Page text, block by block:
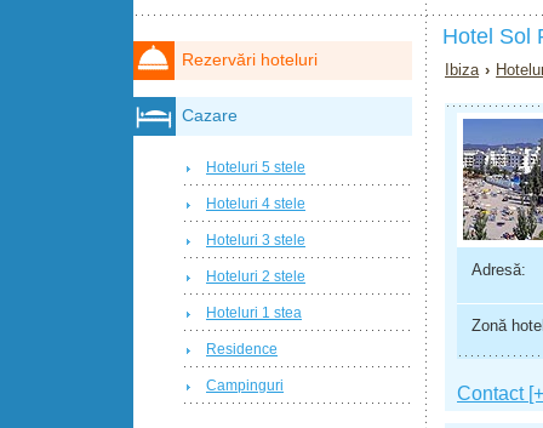
Hotel Sol
Ibiza ›
Adresă:
Zonă
Contact
Rezervări hoteluri
Cazare
Hoteluri 5 stele
Hoteluri 4 stele
Hoteluri 3 stele
Hoteluri 2 stele
Hoteluri 1 stea
Residence
Campinguri